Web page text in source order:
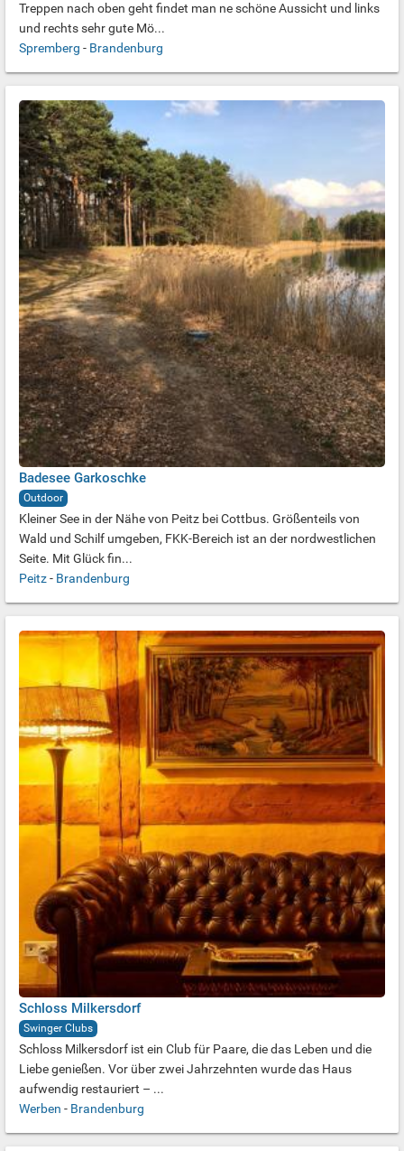
Treppen nach oben geht findet man ne schöne Aussicht und links
und rechts sehr gute Mö...
Spremberg - Brandenburg
Badesee Garkoschke
Outdoor
Kleiner See in der Nähe von Peitz bei Cottbus. Größenteils von
Wald und Schilf umgeben, FKK-Bereich ist an der nordwestlichen
Seite. Mit Glück fin...
Peitz- Brandenburg
Schloss Milkersdorf
Swinger Clubs
Schloss Milkersdorf ist ein Club für Paare, die das Leben und die
Liebe genießen. Vor über zwei Jahrzehnten wurde das Haus
aufwendig restauriert – ...
Werben - Brandenburg